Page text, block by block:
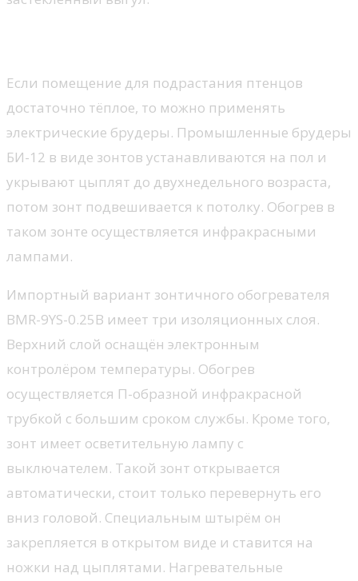
Если помещение для подрастания птенцов
достаточно тёплое, то можно применять
электрические брудеры. Промышленные брудеры
БИ-12 в виде зонтов устанавливаются на пол и
укрывают цыплят до двухнедельного возраста,
потом зонт подвешивается к потолку. Обогрев в
таком зонте осуществляется инфракрасными
лампами.
Импортный вариант зонтичного обогревателя
BMR-9YS-0.25B имеет три изоляционных слоя.
Верхний слой оснащён электронным
контролёром температуры. Обогрев
осуществляется П-образной инфракрасной
трубкой с большим сроком службы. Кроме того,
зонт имеет осветительную лампу с
выключателем. Такой зонт открывается
автоматически, стоит только перевернуть его
вниз головой. Специальным штырём он
закрепляется в открытом виде и ставится на
ножки над цыплятами. Нагревательные